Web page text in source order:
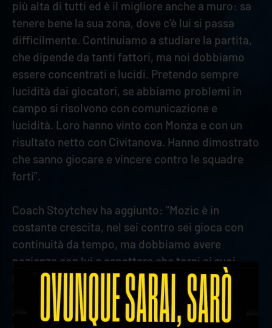
più alta di tutti ed è il migliore anche a muro: sa
tenere bene la sua zona, dove c’è lui si passa
difficilmente. Continuiamo a studiare la partita,
che dipende da tanti fattori, ma noi dobbiamo
essere concentrati e lucidi. Pretendo sempre
lucidità dai giocatori, se abbiamo problemi in
campo si risolvono con comunicazione e
lucidità. Loro hanno vinto con Monza e con un
risultato netto con Civitanova. Hanno dimostrato
che sanno giocare e vincere contro le squadre
forti”.
Coach Stoytchev ha aggiunto: “Mozic è in
costante crescita, nel sei contro sei gioca con
continuità da tempo, ma dobbiamo avere
pazienza con lui e aspettare che torni ai suoi
livelli. Se prevedevamo questo rendimento da
Keita? Queste sono le aspettative di Keita, mi
aspetto ancora più di lui nei prossimi mesi,